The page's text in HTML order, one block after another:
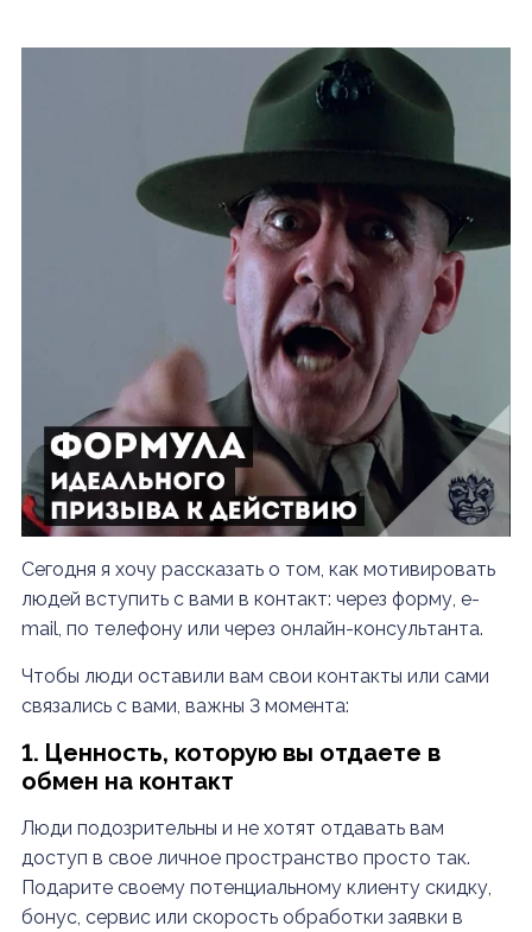
Сегодня я хочу рассказать о том, как мотивировать
людей вступить с вами в контакт: через форму, e-
mail, по телефону или через онлайн-консультанта.
Чтобы люди оставили вам свои контакты или сами
связались с вами, важны 3 момента:
1. Ценность, которую вы отдаете в
обмен на контакт
Люди подозрительны и не хотят отдавать вам
доступ в свое личное пространство просто так.
Подарите своему потенциальному клиенту скидку,
бонус, сервис или скорость обработки заявки в